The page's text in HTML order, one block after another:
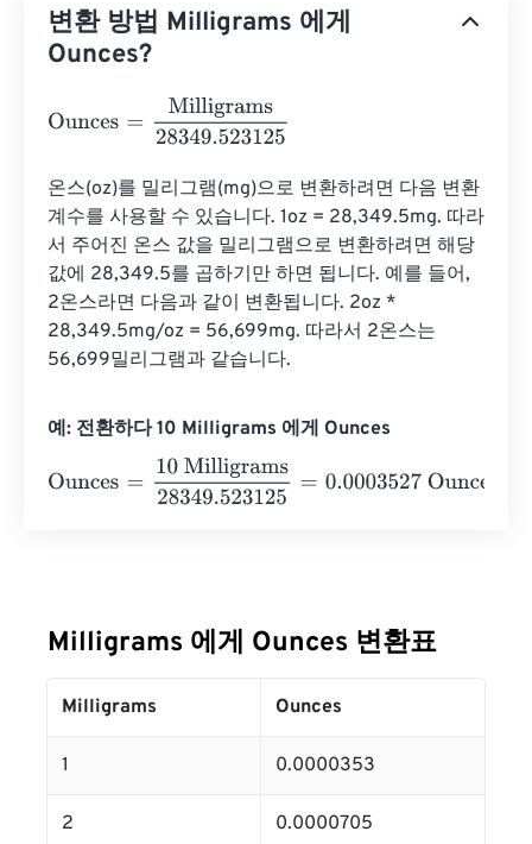
변환 방법 Milligrams 에게
Ounces?
Ounces Milligrams28349.523125
온스(oz)를 밀리그램(mg)으로 변환하려면 다음 변환
계수를 사용할 수 있습니다. 1oz = 28,349.5mg. 따라
서 주어진 온스 값을 밀리그램으로 변환하려면 해당
값에 28,349.5를 곱하기만 하면 됩니다. 예를 들어,
2온스라면 다음과 같이 변환됩니다. 2oz *
28,349.5mg/oz = 56,699mg. 따라서 2온스는
56,699밀리그램과 같습니다.
예: 전환하다 10 Milligrams 에게 Ounces
Ounces
10 Milligrams28349.523125= 0.0003527
Milligrams 에게 Ounces 변환표
Milligrams Ounces
1 0.0000353
2 0.0000705